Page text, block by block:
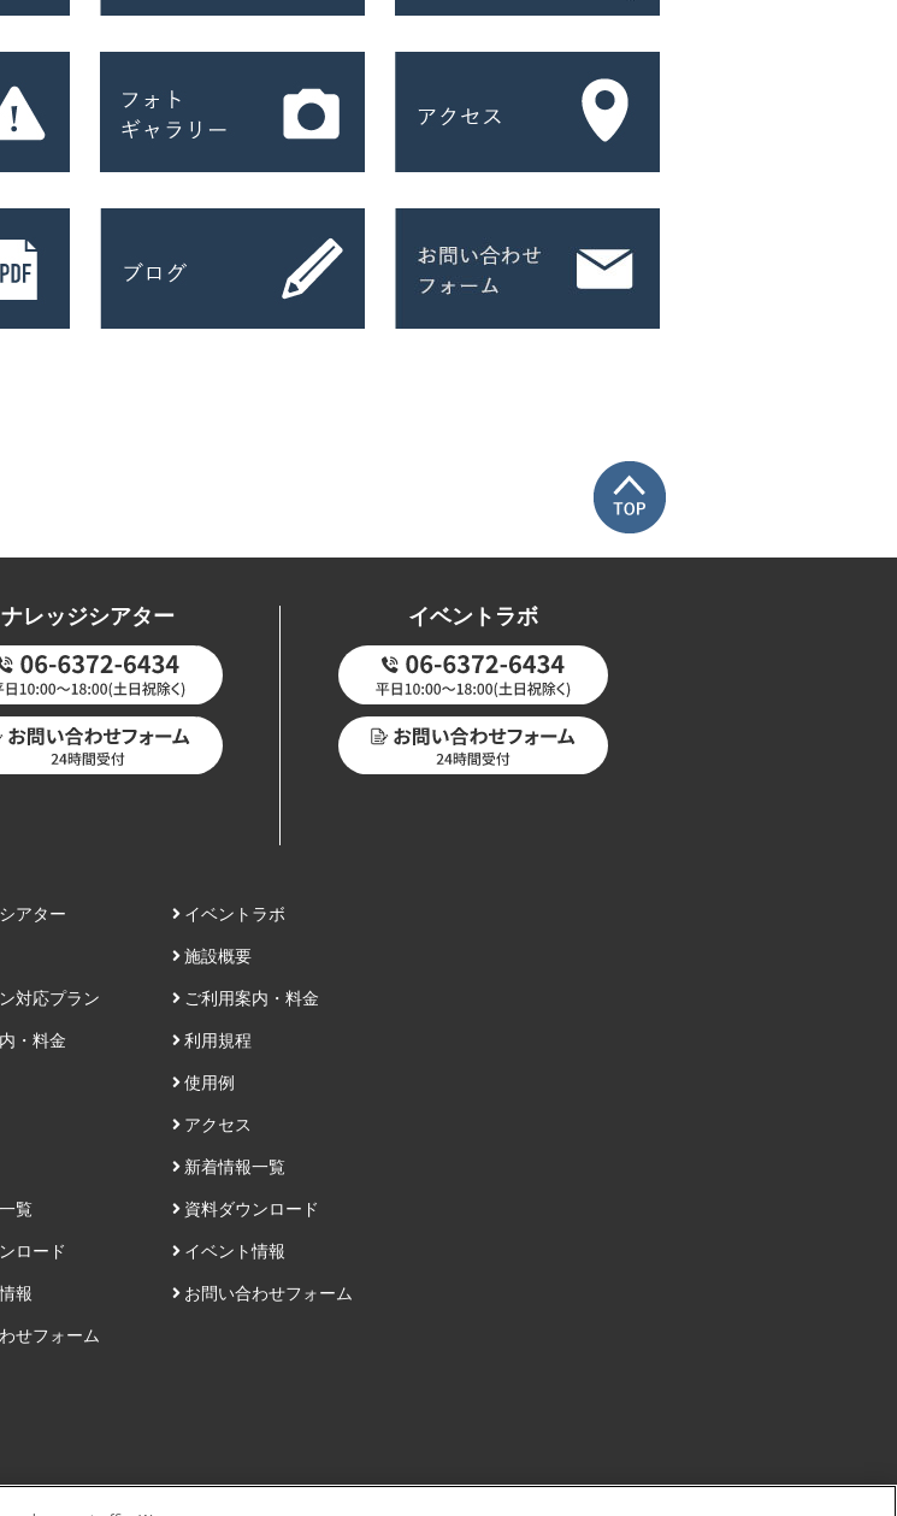
ナレッジシアター イベントラボ
アター
対応プラン
・料金
覧
ロード
報
せフォーム
イベントラボ
施設概要
ご利用案内・料金
利用規程
使用例
アクセス
新着情報一覧
資料ダウンロード
イベント情報
お問い合わせフォーム